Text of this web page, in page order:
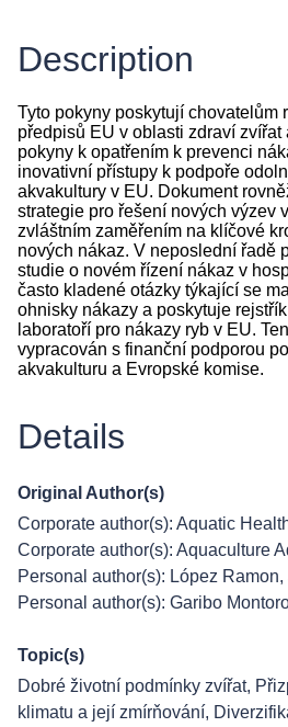
Description
Tyto pokyny poskytují chovatelům
předpisů EU v oblasti zdraví
pokyny k opatřením k prevenci
inovativní přístupy k podpoře
akvakultury v EU. Dokument
strategie pro řešení nových výzev
zvláštním zaměřením na klíčové
nových nákaz. V neposlední řadě
studie o novém řízení nákaz v
často kladené otázky týkající se
ohnisky nákazy a poskytuje
laboratoří pro nákazy ryb v EU.
vypracován s finanční podporou
akvakulturu a Evropské komise.
Details
Original Author(s)
Corporate author(s): Aquatic
Corporate author(s): Aquaculture
Personal author(s): López Ramon,
Personal author(s): Garibo
Topic(s)
Dobré životní podmínky zvířat,
klimatu a její zmírňování,